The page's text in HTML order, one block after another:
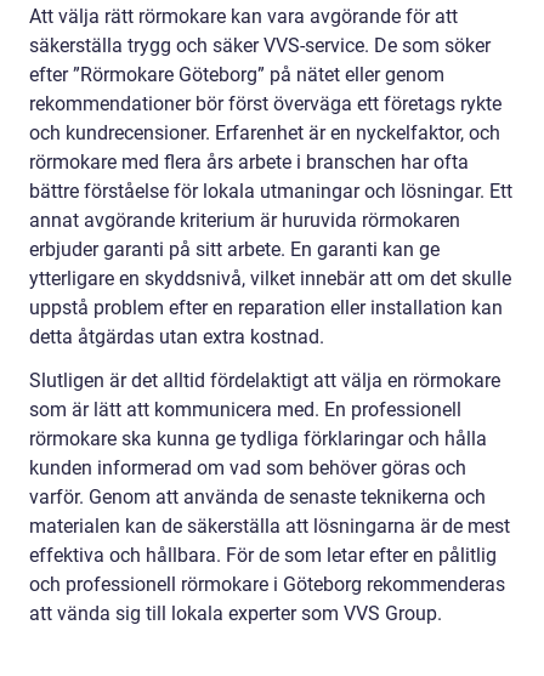
Att välja rätt rörmokare kan vara avgörande för att
säkerställa trygg och säker VVS-service. De som söker
efter ”Rörmokare Göteborg” på nätet eller genom
rekommendationer bör först överväga ett företags rykte
och kundrecensioner. Erfarenhet är en nyckelfaktor, och
rörmokare med flera års arbete i branschen har ofta
bättre förståelse för lokala utmaningar och lösningar. Ett
annat avgörande kriterium är huruvida rörmokaren
erbjuder garanti på sitt arbete. En garanti kan ge
ytterligare en skyddsnivå, vilket innebär att om det skulle
uppstå problem efter en reparation eller installation kan
detta åtgärdas utan extra kostnad.
Slutligen är det alltid fördelaktigt att välja en rörmokare
som är lätt att kommunicera med. En professionell
rörmokare ska kunna ge tydliga förklaringar och hålla
kunden informerad om vad som behöver göras och
varför. Genom att använda de senaste teknikerna och
materialen kan de säkerställa att lösningarna är de mest
effektiva och hållbara. För de som letar efter en pålitlig
och professionell rörmokare i Göteborg rekommenderas
att vända sig till lokala experter som VVS Group.